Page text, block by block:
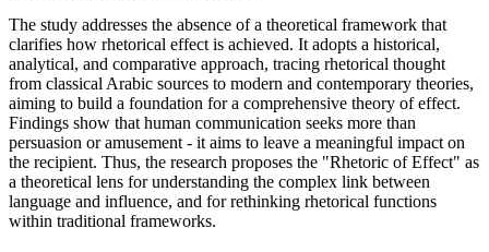
The study addresses the absence of a theoretical framework that
clarifies how rhetorical effect is achieved. It adopts a historical,
analytical, and comparative approach, tracing rhetorical thought
from classical Arabic sources to modern and contemporary theories,
aiming to build a foundation for a comprehensive theory of effect.
Findings show that human communication seeks more than
persuasion or amusement - it aims to leave a meaningful impact on
the recipient. Thus, the research proposes the "Rhetoric of Effect" as
a theoretical lens for understanding the complex link between
language and influence, and for rethinking rhetorical functions
within traditional frameworks.